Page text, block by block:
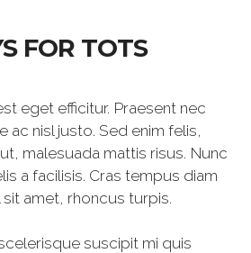
FOR TOTS
eget efficitur. Praesent nec
ac nisl justo. Sed enim felis,
malesuada mattis risus. Nunc
a facilisis. Cras tempus diam
amet, rhoncus turpis.
suscipit mi quis